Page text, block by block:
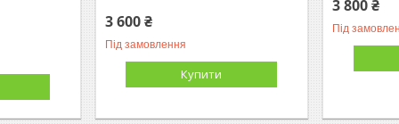
3 600 ₴
Під замовлення
Купити
3 800 ₴
Під